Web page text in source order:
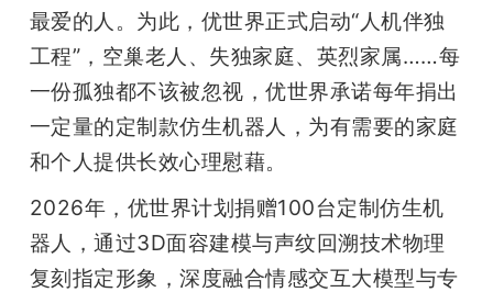
最爱的人。为此，优世界正式启动“人机伴独
工程”，空巢老人、失独家庭、英烈家属……每
一份孤独都不该被忽视，优世界承诺每年捐出
一定量的定制款仿生机器人，为有需要的家庭
和个人提供长效心理慰藉。
2026年，优世界计划捐赠100台定制仿生机
器人，通过3D面容建模与声纹回溯技术物理
复刻指定形象，深度融合情感交互大模型与专